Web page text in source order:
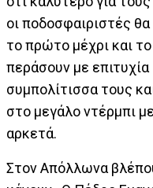
οι ποδοσφαιριστές
το πρώτο μέχρι και
περάσουν με
συμπολίτισσα τους
στο μεγάλο ντέρμπι
αρκετά.
Στον Απόλλωνα